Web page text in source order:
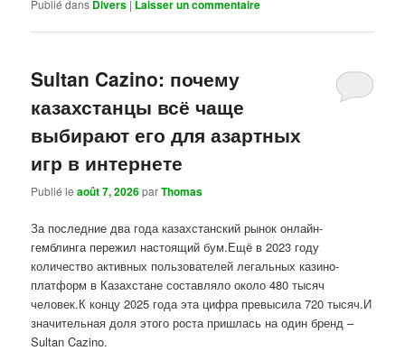
Publié dans Divers | Laisser un commentaire
Sultan Cazino: почему
казахстанцы всё чаще
выбирают его для азартных
игр в интернете
Publié leaoût 7, 2026parThomas
За последние два года казахстанский рынок онлайн-
гемблинга пережил настоящий бум.Ещё в 2023 году
количество активных пользователей легальных казино-
платформ в Казахстане составляло около 480 тысяч
человек.К концу 2025 года эта цифра превысила 720 тысяч.И
значительная доля этого роста пришлась на один бренд –
Sultan Cazino.